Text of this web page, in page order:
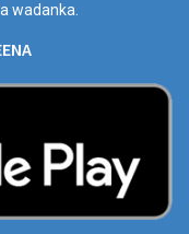
wadanka.